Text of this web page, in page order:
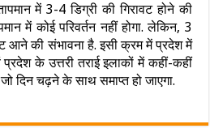
में 3-4 डिग्री की गिरावट होने की
में कोई परिवर्तन नहीं होगा. लेकिन, 3
आने की संभावना है. इसी क्रम में प्रदेश में
के उत्तरी तराई इलाकों में कहीं-कहीं
दिन चढ़ने के साथ समाप्त हो जाएगा.